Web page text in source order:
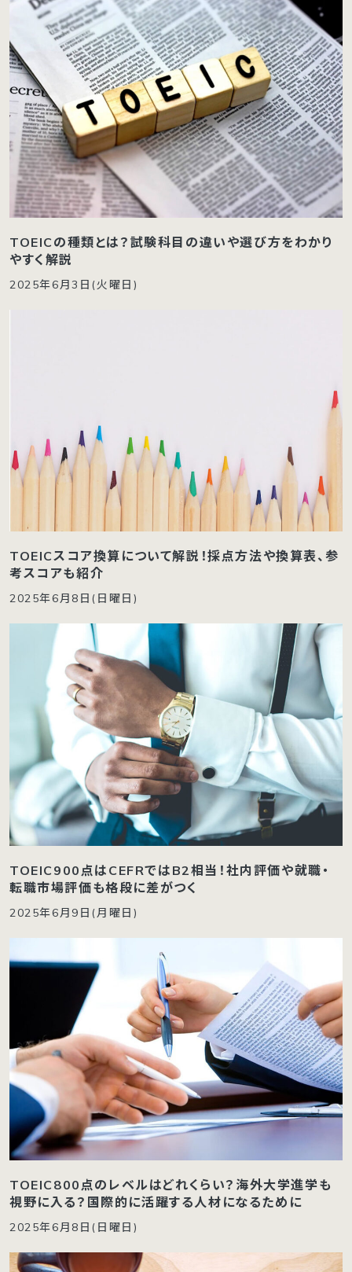
TOEICの種類とは？試験科目の違いや選び方をわかり
やすく解説
2025年6月3日(火曜日)
TOEICスコア換算について解説！採点方法や換算表、参
考スコアも紹介
2025年6月8日(日曜日)
TOEIC900点はCEFRではB2相当！社内評価や就職・
転職市場評価も格段に差がつく
2025年6月9日(月曜日)
TOEIC800点のレベルはどれくらい？海外大学進学も
視野に入る？国際的に活躍する人材になるために
2025年6月8日(日曜日)